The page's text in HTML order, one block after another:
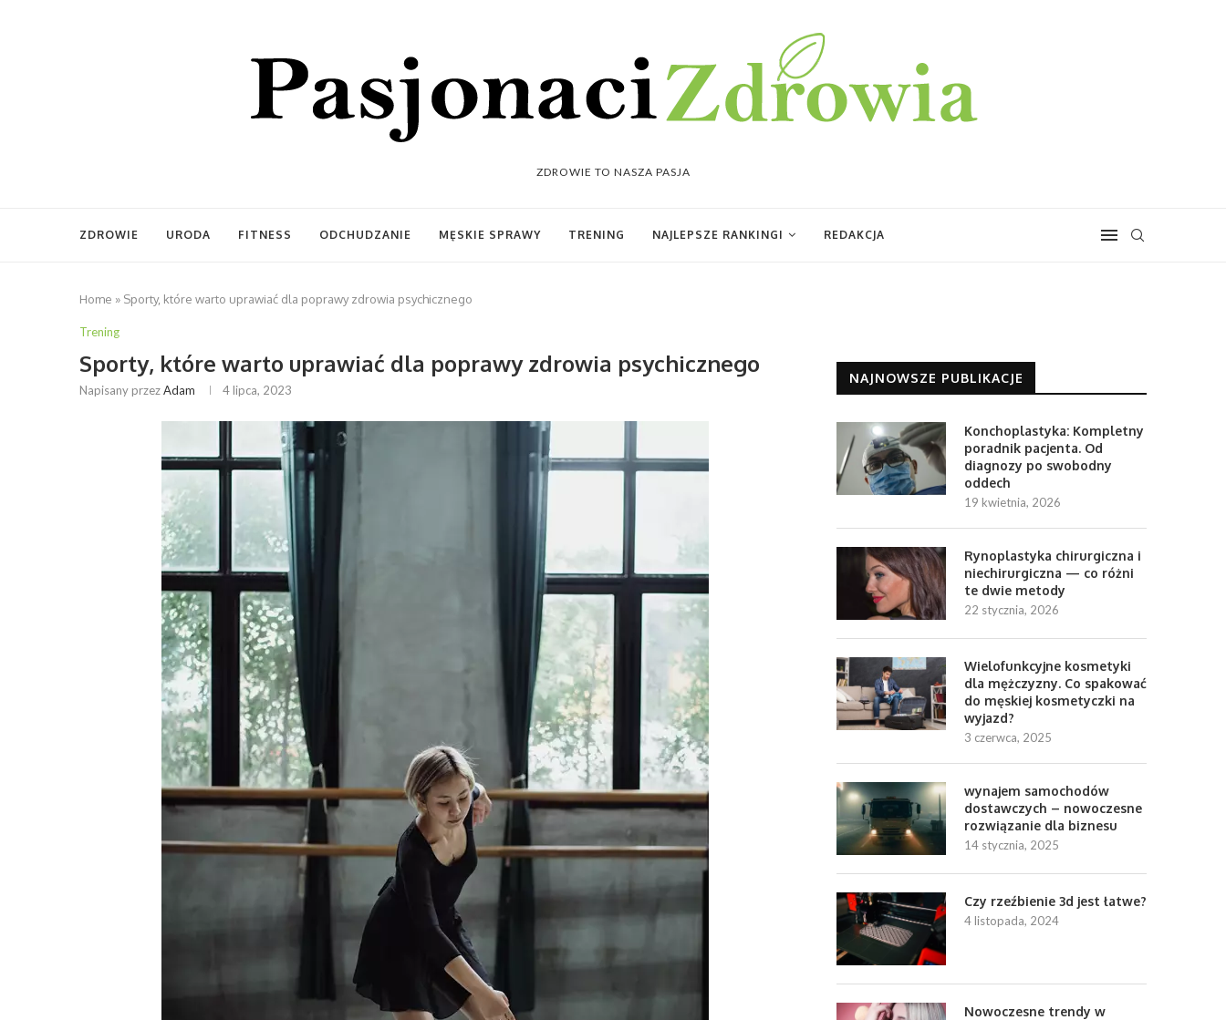
ZDROWIE TO NASZA PASJA
ZDROWIE URODA FITNESS ODCHUDZANIE MĘSKIE SPRAWY TRENING NAJLEPSZE RANKINGI REDAKCJA
Home » Sporty, które warto uprawiać dla poprawy zdrowia psychicznego
Trening
Sporty, które warto uprawiać dla poprawy zdrowia psychicznego
Napisany przezAdam 4 lipca, 2023
NAJNOWSZE PUBLIKACJE
Konchoplastyka: Kompletny
poradnik pacjenta. Od
diagnozy po swobodny
oddech
19 kwietnia, 2026
Rynoplastyka chirurgiczna i
niechirurgiczna — co różni
te dwie metody
22 stycznia, 2026
Wielofunkcyjne kosmetyki
dla mężczyzny. Co spakować
do męskiej kosmetyczki na
wyjazd?
3 czerwca, 2025
wynajem samochodów
dostawczych – nowoczesne
rozwiązanie dla biznesu
14 stycznia, 2025
Czy rzeźbienie 3d jest łatwe?
4 listopada, 2024
Nowoczesne trendy w